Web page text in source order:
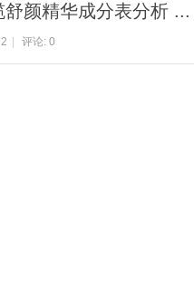
颜精华成分表分析 ...
评论: 0